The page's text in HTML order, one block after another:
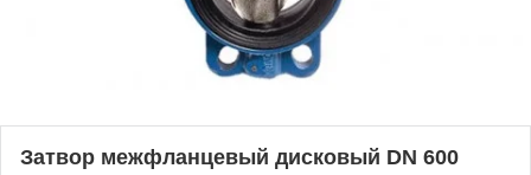
Затвор межфланцевый дисковый DN 600